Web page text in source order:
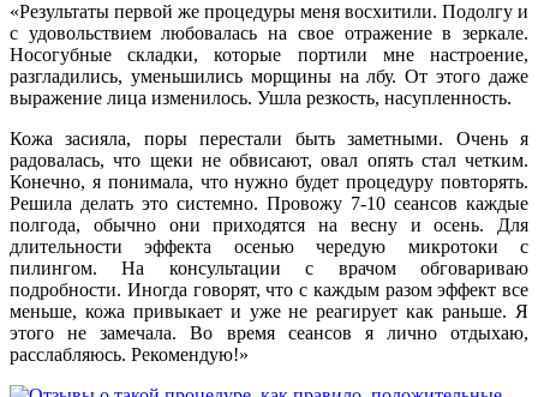
«Результаты первой же процедуры меня восхитили. Подолгу и
с удовольствием любовалась на свое отражение в зеркале.
Носогубные складки, которые портили мне настроение,
разгладились, уменьшились морщины на лбу. От этого даже
выражение лица изменилось. Ушла резкость, насупленность.
Кожа засияла, поры перестали быть заметными. Очень я
радовалась, что щеки не обвисают, овал опять стал четким.
Конечно, я понимала, что нужно будет процедуру повторять.
Решила делать это системно. Провожу 7-10 сеансов каждые
полгода, обычно они приходятся на весну и осень. Для
длительности эффекта осенью чередую микротоки с
пилингом. На консультации с врачом обговариваю
подробности. Иногда говорят, что с каждым разом эффект все
меньше, кожа привыкает и уже не реагирует как раньше. Я
этого не замечала. Во время сеансов я лично отдыхаю,
расслабляюсь. Рекомендую!»